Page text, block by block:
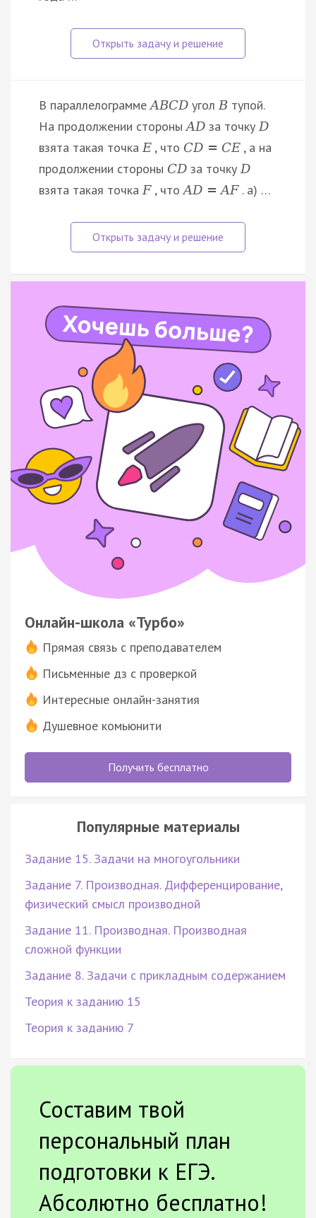
В параллелограммеABCD уголB тупой.
На продолжении стороныAD за точкуD
взята такая точкаE , что CD = CE , а на
продолжении стороны CD за точкуD
взята такая точкаF , чтоAD = AF . а) …
Онлайн-школа «Турбо»
Прямая связь с преподавателем
Письменные дз с проверкой
Интересные онлайн-занятия
Душевное комьюнити
Получить бесплатно
Популярные материалы
Задание 15. Задачи на многоугольники
Задание 7. Производная. Дифференцирование,
физический смысл производной
Задание 11. Производная. Производная
сложной функции
Задание 8. Задачи с прикладным содержанием
Теория к заданию 15
Теория к заданию 7
Составим твой
персональный план
подготовки к ЕГЭ.
Абсолютно бесплатно!